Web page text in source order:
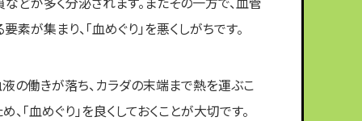
が集まり、「血めぐり」を悪くしがちです。
液の働きが落ち、カラダの末端まで熱を運ぶこ
「血めぐり」を良くしておくことが大切です。